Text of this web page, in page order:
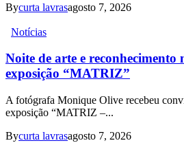
Bycurta lavrasagosto 7, 2026
Notícias
Noite de arte e
exposição “MATRIZ”
A fotógrafa Monique Olive recebeu
exposição “MATRIZ –...
Bycurta lavrasagosto 7, 2026